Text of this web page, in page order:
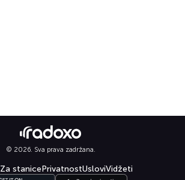
© 2026. Sva prava zadržana.
Za stanicePrivatnostUsloviVidžeti